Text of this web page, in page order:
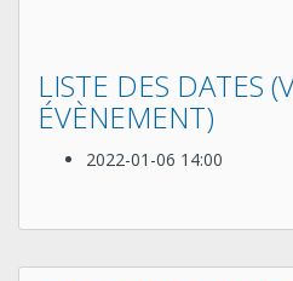
LISTE DES DATES
ÉVÈNEMENT)
2022-01-06 14:00